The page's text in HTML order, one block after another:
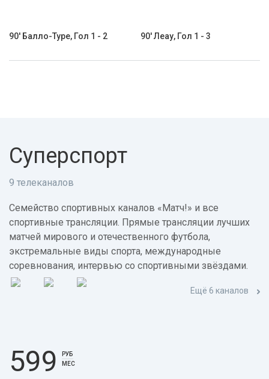
90' Балло-Туре, Гол 1 - 2 90' Леау, Гол 1 - 3
Суперспорт
9 телеканалов
Семейство спортивных каналов «Матч!» и все
спортивные трансляции. Прямые трансляции лучших
матчей мирового и отечественного футбола,
экстремальные виды спорта, международные
соревнования, интервью со спортивными звёздами.
Ещё 6 каналов
599
РУБ
МЕС